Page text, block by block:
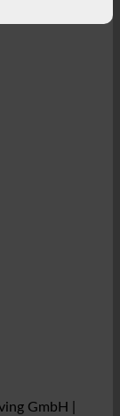
GmbH |